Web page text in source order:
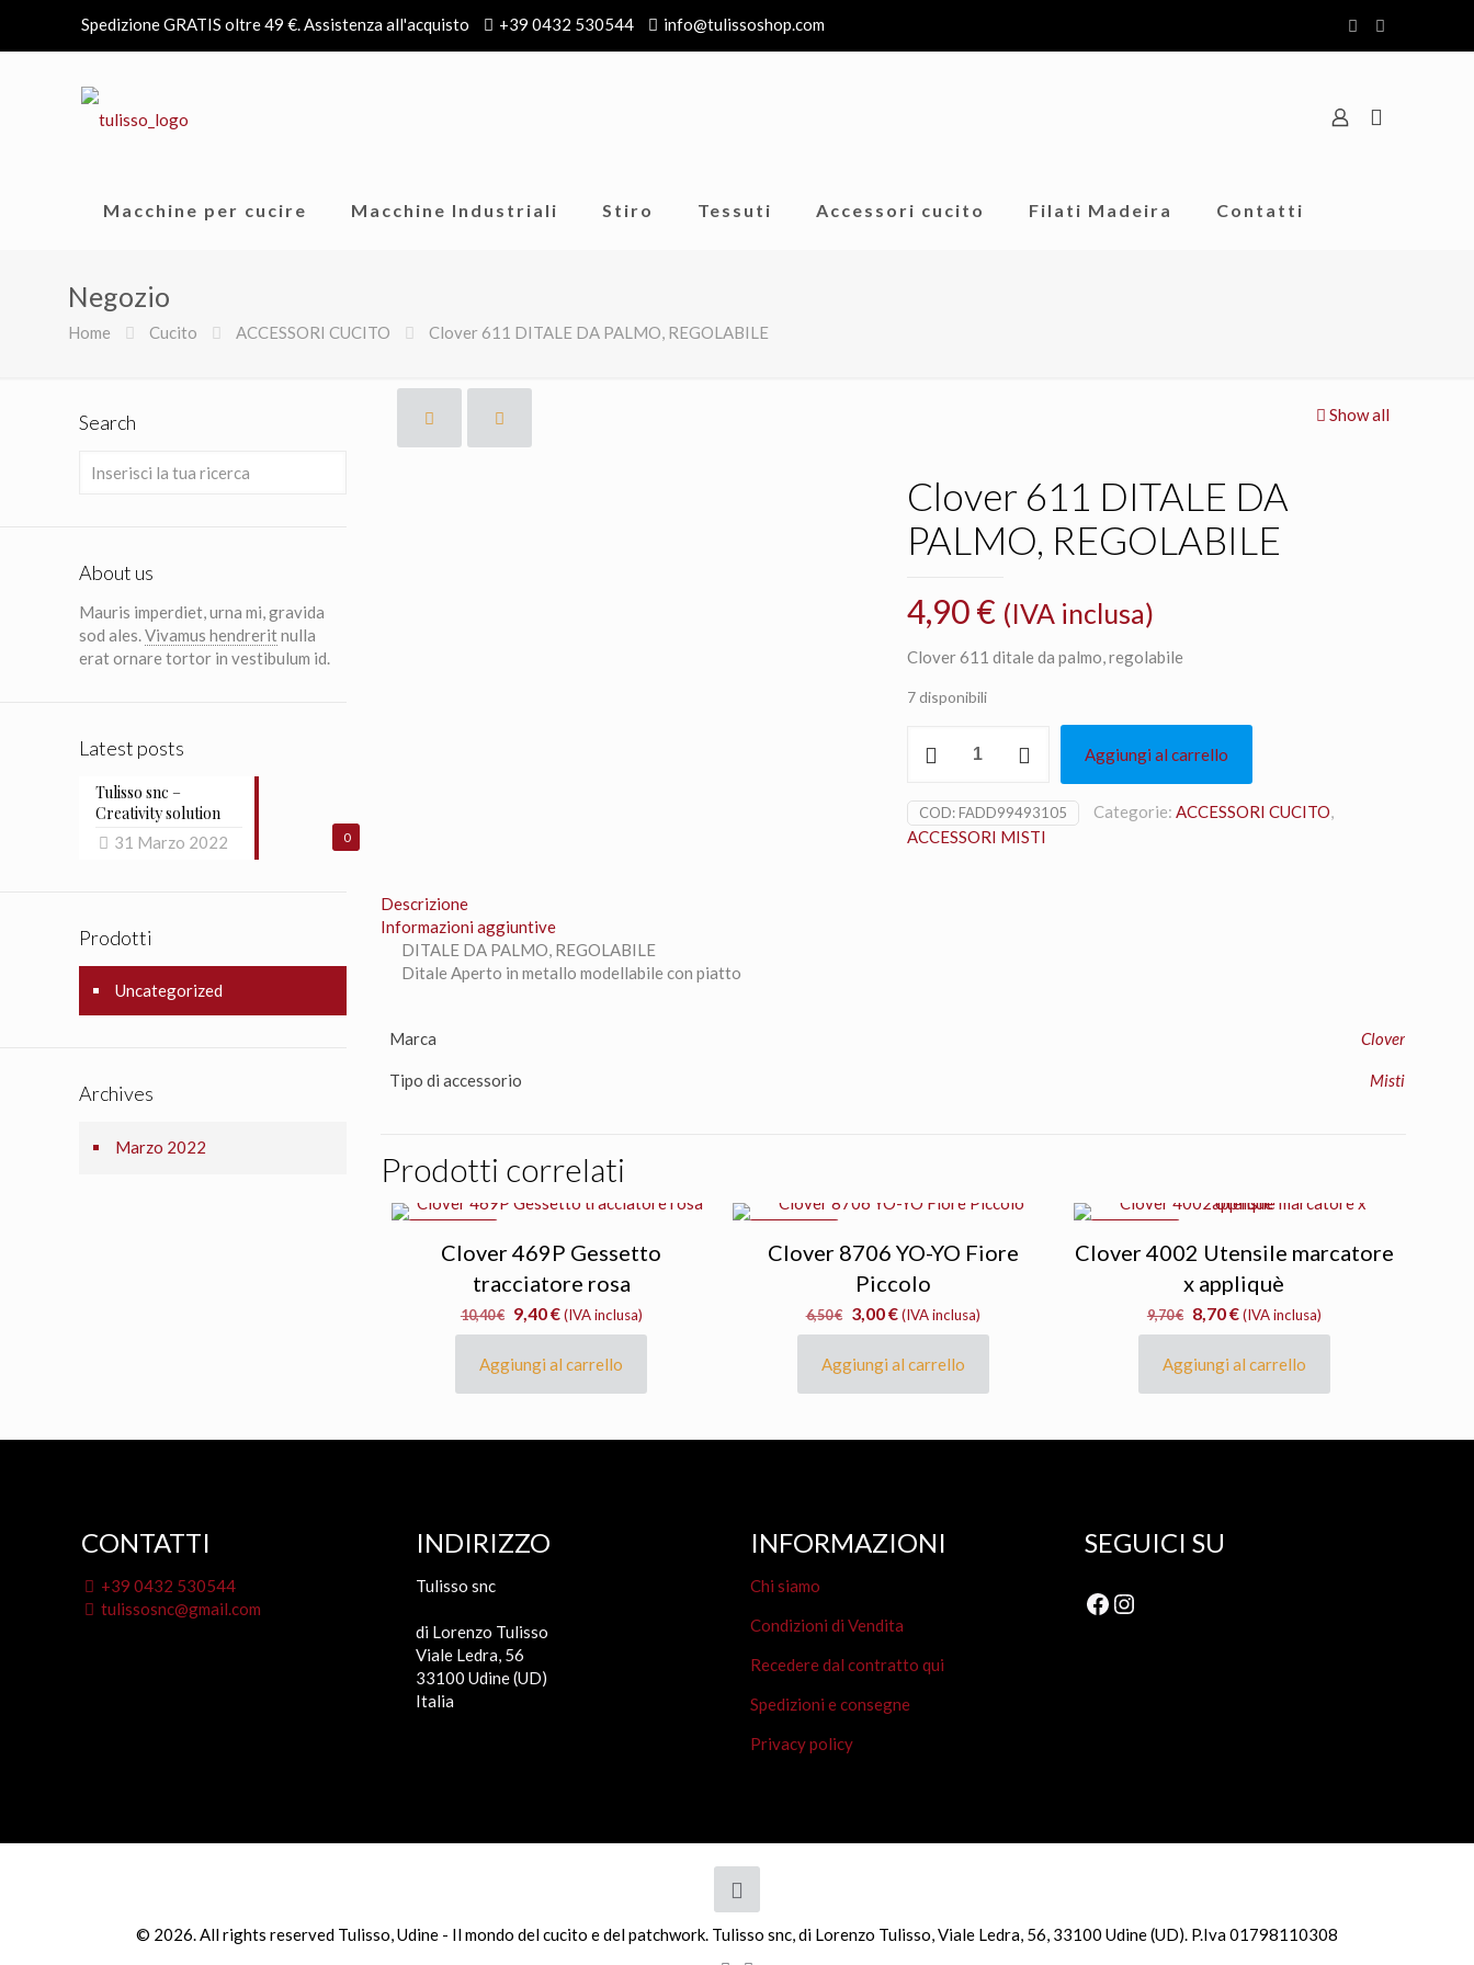
Spedizione GRATIS oltre 49 €. Assistenza all'acquisto +39 0432 530544 info@tulissoshop.com
Macchine per cucire Macchine Industriali Stiro Tessuti Accessori cucito Filati Madeira Contatti
Negozio
Home Cucito ACCESSORI CUCITO Clover 611 DITALE DA PALMO, REGOLABILE
Show all
Clover 611 DITALE DA
PALMO, REGOLABILE
4,90€ (IVA inclusa)
Clover 611 ditale da palmo, regolabile
7 disponibili
611
DA
PALMO,
Aggiungi al carrello
COD:FADD99493105 Categorie: ACCESSORI CUCITO,
ACCESSORI MISTI
Descrizione
Informazioni aggiuntive
DITALE DA PALMO, REGOLABILE
Ditale Aperto in metallo modellabile con piatto
Marca Clover
Tipo di accessorio Misti
Prodotti correlati
Clover 469P Gessetto
tracciatore rosa
10,40€ Il
prezzo
originale
era:
9,40€Il
prezzo
attuale
(IVA inclusa)
Aggiungi al carrello
Clover 8706 YO-YO Fiore
Piccolo
6,50€ Il
prezzo
originale
era:
3,00€Il
prezzo
attuale
(IVA inclusa)
Aggiungi al carrello
Clover 4002 Utensile marcatore
x appliquè
9,70€ Il
prezzo
originale
era:
8,70€Il
prezzo
attuale
(IVA inclusa)
Aggiungi al carrello
Search
About us
Mauris imperdiet, urna mi, gravida
sod ales.Vivamus hendreritnulla
erat ornare tortor in vestibulum id.
Latest posts
0
Tulisso snc –
Creativity solution
31 Marzo 2022
Prodotti
Uncategorized
Archives
Marzo 2022
CONTATTI
+39 0432 530544
tulissosnc@gmail.com
INDIRIZZO
Tulisso snc
di Lorenzo Tulisso
Viale Ledra, 56
33100 Udine (UD)
Italia
INFORMAZIONI
Chi siamo
Condizioni di Vendita
Recedere dal contratto qui
Spedizioni e consegne
Privacy policy
SEGUICI SU
Facebook
Instagram
© 2026. All rights reserved Tulisso, Udine - Il mondo del cucito e del patchwork. Tulisso snc, di Lorenzo Tulisso, Viale Ledra, 56, 33100 Udine (UD). P.Iva 01798110308